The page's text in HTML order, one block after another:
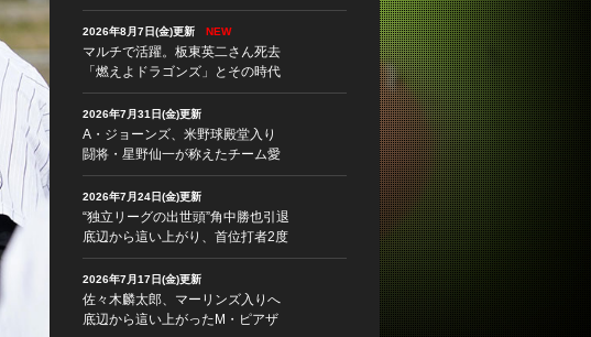
2026年8月7日(金)更新 NEW
マルチで活躍。板東英二さん死去
「燃えよドラゴンズ」とその時代
2026年7月31日(金)更新
A・ジョーンズ、米野球殿堂入り
闘将・星野仙一が称えたチーム愛
2026年7月24日(金)更新
“独立リーグの出世頭”角中勝也引退
底辺から這い上がり、首位打者2度
2026年7月17日(金)更新
佐々木麟太郎、マーリンズ入りへ
底辺から這い上がったM・ピアザ